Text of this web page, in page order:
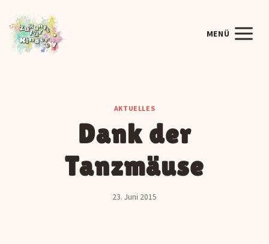
Inhalt
springen
MENÜ
AKTUELLES
Dank der
Tanzmäuse
23. Juni 2015